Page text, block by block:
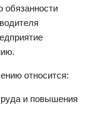
обязанности
относится:
и повышения